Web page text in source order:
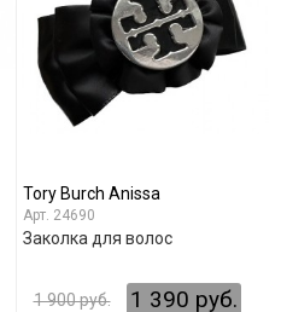
Tory Burch Anissa
24690
Заколка для волос
1 900 руб. 1 390 руб.